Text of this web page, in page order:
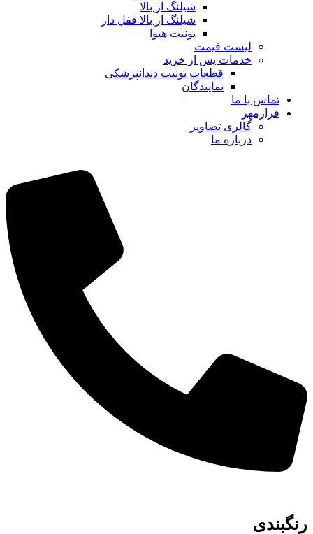
شیلنگ از بالا
شیلنگ از بالا قفل دار
یونیت هیوا
لیست قیمت
خدمات پس از خرید
قطعات یونیت دندانپزشکی
نمایندگان
تماس با ما
فرازمهر
گالری تصاویر
درباره ما
رنگبندی